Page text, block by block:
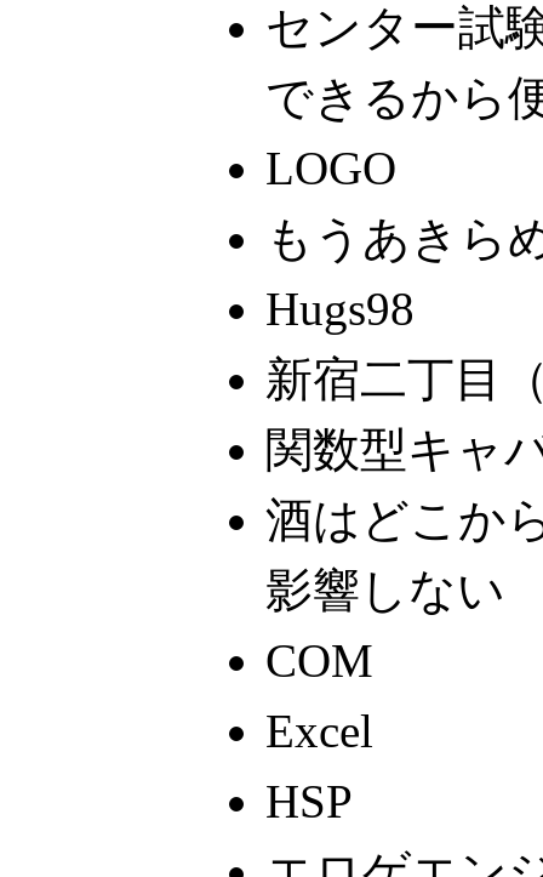
センター試
できるから
LOGO
もうあきら
Hugs98
新宿二丁目
関数型キャ
酒はどこか
影響しない
COM
Excel
HSP